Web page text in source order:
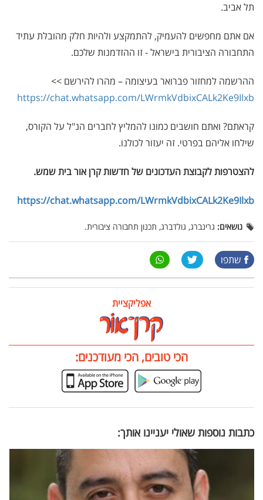
תל אביב.
אם אתם מחפשים להעמיק, להתמקצע ולהיות חלק מהובלת עתיד
התחבורה הציבורית בישראל - זו ההזדמנות שלכם.
ההרשמה למחזור פברואר בעיצומה – מהרו להירשם >>
https://chat.whatsapp.com/LWrmkVdbixCALk2Ke9Ilxb
קראתם? ואתם חושבים כמונו להמליץ לחברים הנ"ל על הקורס,
שילחו אליהם בפרטי. זה יעזור לכולנו.
להצטרפות לקבוצת העדכונים של חדשות קרן אור בית שמש.
https://chat.whatsapp.com/LWrmkVdbixCALk2Ke9Ilxb
נושאים: גרינברג, גולדברג, תכנון תחבורה ציבורית.
שתפו
אפליקציית
הכי טובים, הכי מעודכנים:
כתבות נוספות שאולי יעניינו אותך: